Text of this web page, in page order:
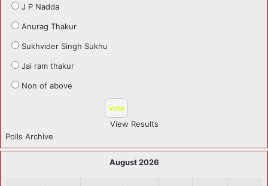
J P Nadda
Anurag Thakur
Sukhvider Singh Sukhu
Jai ram thakur
Non of above
View Results
Polls Archive
August 2026